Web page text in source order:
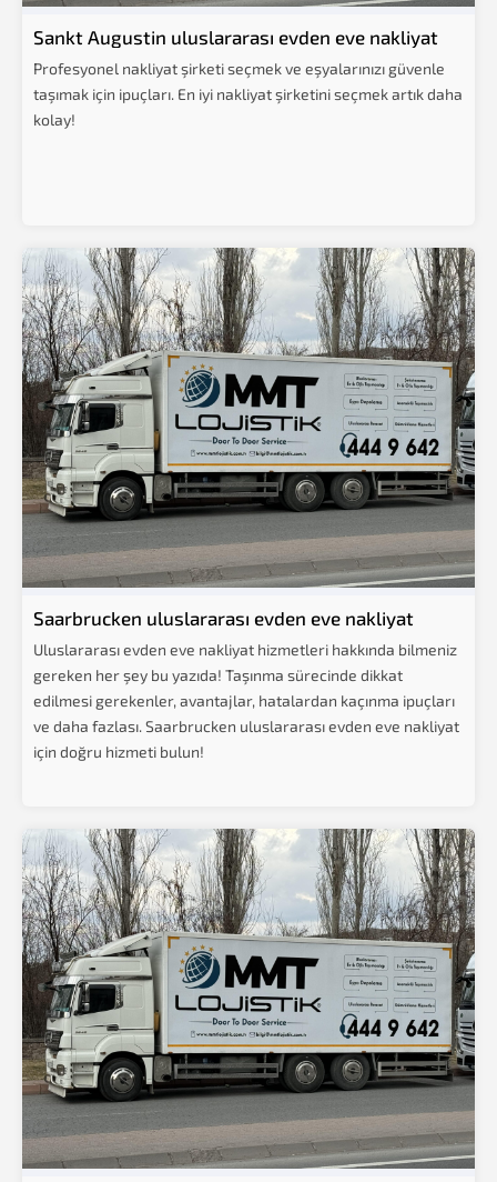
Sankt Augustin uluslararası evden eve nakliyat
Profesyonel nakliyat şirketi seçmek ve eşyalarınızı güvenle
taşımak için ipuçları. En iyi nakliyat şirketini seçmek artık daha
kolay!
Saarbrucken uluslararası evden eve nakliyat
Uluslararası evden eve nakliyat hizmetleri hakkında bilmeniz
gereken her şey bu yazıda! Taşınma sürecinde dikkat
edilmesi gerekenler, avantajlar, hatalardan kaçınma ipuçları
ve daha fazlası. Saarbrucken uluslararası evden eve nakliyat
için doğru hizmeti bulun!